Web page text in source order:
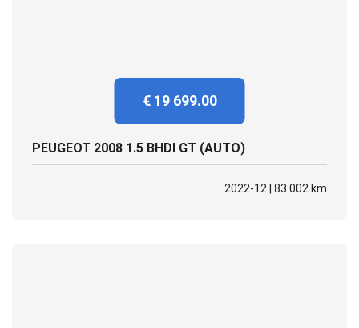
€ 19 699.00
PEUGEOT 2008 1.5 BHDI GT (AUTO)
2022-12 | 83 002 km